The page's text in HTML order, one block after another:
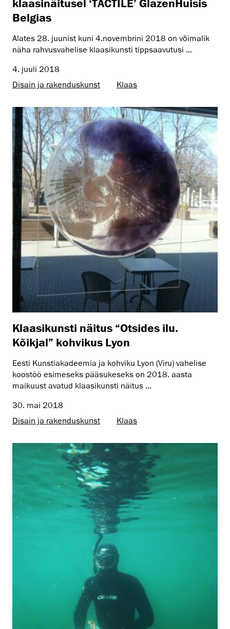
klaasinäitusel ‘TACTILE’ GlazenHuisis
Belgias
Alates 28. juunist kuni 4.novembrini 2018 on võimalik
näha rahvusvahelise klaasikunsti tippsaavutusi ...
4. juuli 2018
Disain ja rakenduskunst
Klaas
Klaasikunsti näitus “Otsides ilu.
Kõikjal” kohvikus Lyon
Eesti Kunstiakadeemia ja kohviku Lyon (Viru) vahelise
koostöö esimeseks pääsukeseks on 2018. aasta
maikuust avatud klaasikunsti näitus ...
30. mai 2018
Disain ja rakenduskunst
Klaas